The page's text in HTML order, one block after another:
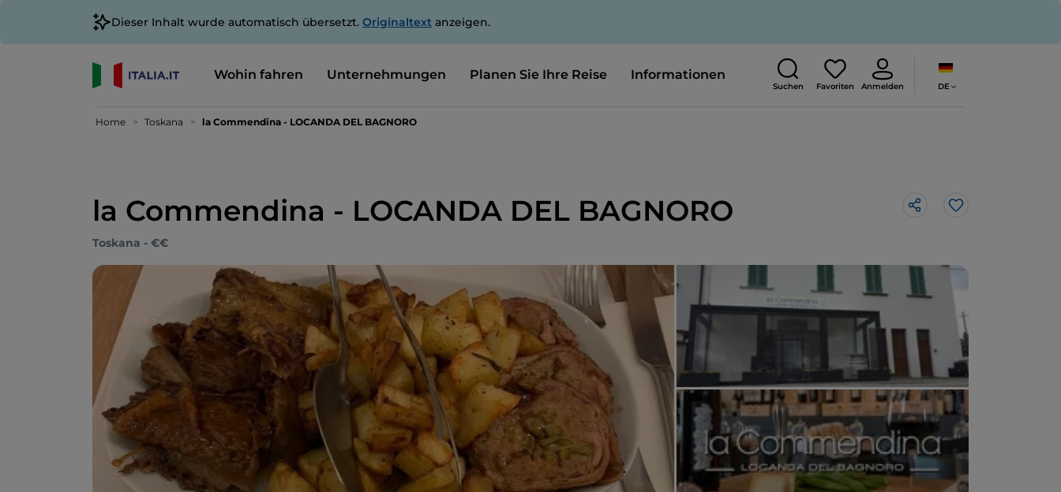
Dieser Inhalt wurde automatisch übersetzt. Originaltext anzeigen.
Wohin fahren Unternehmungen Planen Sie Ihre Reise Informationen
Suchen Favoriten Anmelden DE
Home Toskana la Commendina - LOCANDA DEL BAGNORO
la Commendina - LOCANDA DEL BAGNORO Like
Toskana - €€